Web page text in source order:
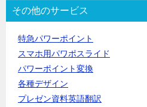
その他のサービス
特急パワーポイント
スマホ用パワポスライド
パワーポイント変換
各種デザイン
プレゼン資料英語翻訳